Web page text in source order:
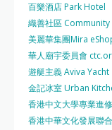
百樂酒店 Park Hotel
織善社區
美麗華集團Mira
華人廟宇委員會
遊艇主義 Aviva Yacht
金記冰室 Urban
香港中文大學專業進
香港中華文化發展聯